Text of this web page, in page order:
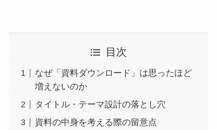
目次
なぜ「資料ダウンロード」は思ったほど
増えないのか
タイトル・テーマ設計の落とし穴
資料の中身を考える際の留意点